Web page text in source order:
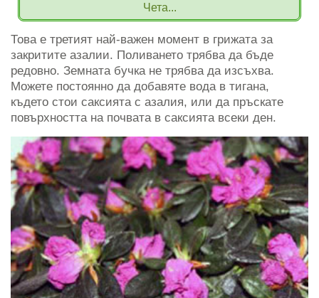
Чета...
Това е третият най-важен момент в грижата за
закритите азалии. Поливането трябва да бъде
редовно. Земната бучка не трябва да изсъхва.
Можете постоянно да добавяте вода в тигана,
където стои саксията с азалия, или да пръскате
повърхността на почвата в саксията всеки ден.